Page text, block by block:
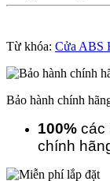
Từ khóa: Cửa ABS
Bảo hành chính
100% các
chính